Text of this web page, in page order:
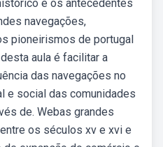
e os antecedentes
navegações,
pioneirismos de portugal
aula é facilitar a
das navegações no
e social das comunidades
de. Webas grandes
os séculos xv e xvi e